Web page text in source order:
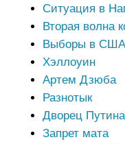
Ситуация в
Вторая волна
Выборы в США
Хэллоуин
Артем Дзюба
Разнотык
Дворец Путина
Запрет мата